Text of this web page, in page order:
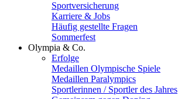
Sportversicherung
Karriere & Jobs
Häufig gestellte Fragen
Sommerfest
Olympia & Co.
Erfolge
Medaillen Olympische Spiele
Medaillen Paralympics
Sportlerinnen / Sportler des Jahres